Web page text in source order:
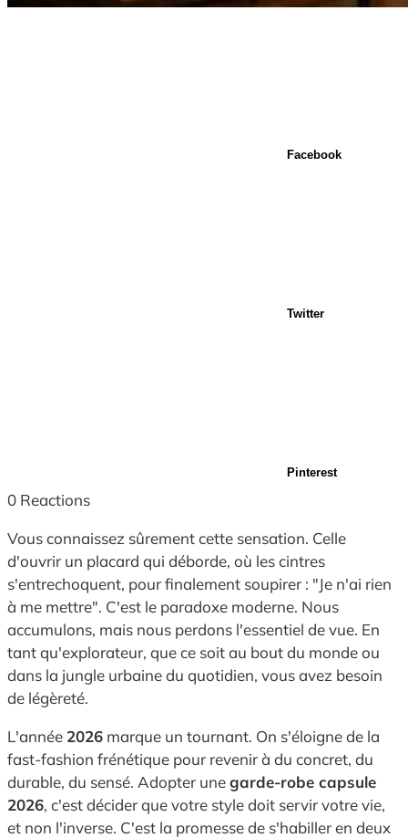
Facebook
Twitter
Pinterest
0 Reactions
Vous connaissez sûrement cette sensation. Celle
d'ouvrir un placard qui déborde, où les cintres
s'entrechoquent, pour finalement soupirer : "Je n'ai rien
à me mettre". C'est le paradoxe moderne. Nous
accumulons, mais nous perdons l'essentiel de vue. En
tant qu'explorateur, que ce soit au bout du monde ou
dans la jungle urbaine du quotidien, vous avez besoin
de légèreté.
L'année 2026 marque un tournant. On s'éloigne de la
fast-fashion frénétique pour revenir à du concret, du
durable, du sensé. Adopter unegarde-robe capsule
2026, c'est décider que votre style doit servir votre vie,
et non l'inverse. C'est la promesse de s'habiller en deux